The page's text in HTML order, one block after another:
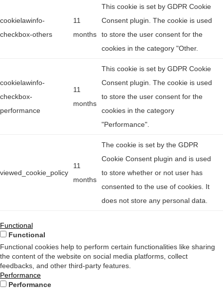
cookielawinfo-
checkbox-others
11
months
This cookie is set by GDPR Cookie
Consent plugin. The cookie is used
to store the user consent for the
cookies in the category "Other.
cookielawinfo-
checkbox-
performance
11
months
This cookie is set by GDPR Cookie
Consent plugin. The cookie is used
to store the user consent for the
cookies in the category
"Performance".
viewed_cookie_policy
11
months
The cookie is set by the GDPR
Cookie Consent plugin and is used
to store whether or not user has
consented to the use of cookies. It
does not store any personal data.
Functional
Functional
Functional cookies help to perform certain functionalities like sharing
the content of the website on social media platforms, collect
feedbacks, and other third-party features.
Performance
Performance